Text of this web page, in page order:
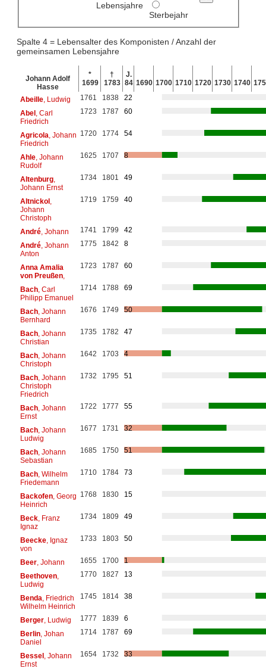
Lebensjahre
Sterbejahr
Spalte 4 = Lebensalter des Komponisten / Anzahl der
gemeinsamen Lebensjahre
Johann Adolf
Hasse
*
1699
†
1783
J.
84 1690 1700 1710 1720 1730 1740
Abeille, Ludwig 1761 1838
22
Abel, Carl
Friedrich
1723 1787 60
Agricola , Johann
Friedrich
1720 1774 54
Ahle, Johann
Rudolf
1625 1707 8
Altenburg,
Johann Ernst
1734 1801 49
Altnickol,
Johann
Christoph
1719 1759 40
André, Johann 1741 1799
42
André, Johann
Anton
1775 1842 8
Anna Amalia
von Preußen,
1723 1787 60
Bach, Carl
Philipp Emanuel
1714 1788 69
Bach, Johann
Bernhard
1676 1749 50
Bach, Johann
Christian
1735 1782 47
Bach, Johann
Christoph
1642 1703 4
Bach, Johann
Christoph
Friedrich
1732 1795 51
Bach, Johann
Ernst
1722 1777 55
Bach, Johann
Ludwig
1677 1731 32
Bach, Johann
Sebastian
1685 1750 51
Bach, Wilhelm
Friedemann
1710 1784 73
Backofen, Georg
Heinrich
1768 1830 15
Beck, Franz
Ignaz
1734 1809 49
Beecke, Ignaz
von
1733 1803 50
Beer, Johann 1655 1700
1
Beethoven,
Ludwig
1770 1827 13
Benda , Friedrich
Wilhelm Heinrich
1745 1814 38
Berger, Ludwig 1777 1839
6
Berlin, Johan
Daniel
1714 1787 69
Bessel, Johann
Ernst
1654 1732 33